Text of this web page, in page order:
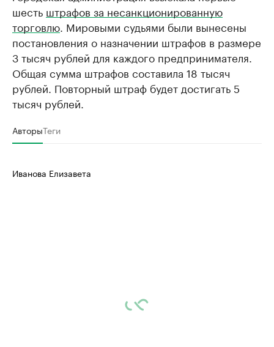
шесть штрафов за несанкционированную
торговлю . Мировыми судьями были вынесены
постановления о назначении штрафов в размере
3 тысяч рублей для каждого предпринимателя.
Общая сумма штрафов составила 18 тысяч
рублей. Повторный штраф будет достигать 5
тысяч рублей.
АвторыТеги
Иванова Елизавета